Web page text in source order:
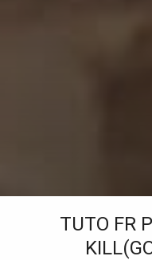
TUTO FR